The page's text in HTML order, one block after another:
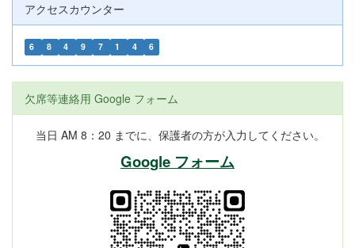
アクセスカウンター
6 8 4 9 7 1 4 6
欠席等連絡用 Google フォーム
当日 AM 8：20 までに、保護者の方が入力してください。
Google フォーム